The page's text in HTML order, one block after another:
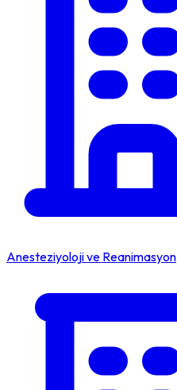
Anesteziyoloji ve Reanimasyon